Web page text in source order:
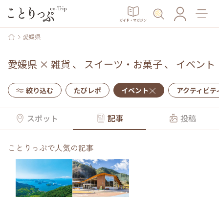
ガイド・マガジン
愛媛県
愛媛県 × 雑貨 、 スイーツ・お菓子、 イベント
絞り込む たびレポ イベント アクティビテ
スポット 記事 投稿
ことりっぷで人気の記事